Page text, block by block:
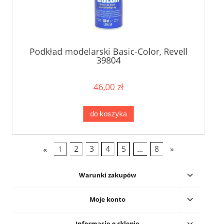
Podkład modelarski Basic-Color, Revell
39804
46,00 zł
do koszyka
« 1 2 3 4 5 ... 8 »
Warunki zakupów
Moje konto